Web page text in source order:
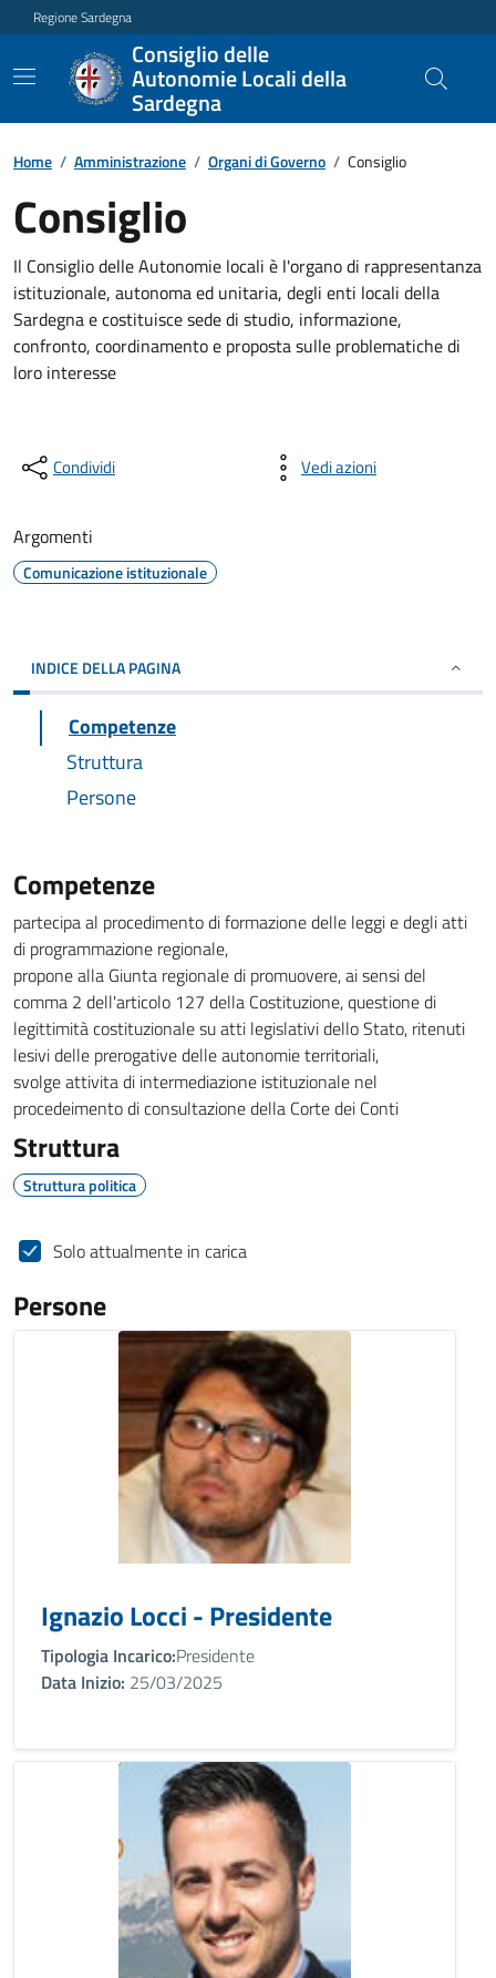
Regione Sardegna
Consiglio delle
Autonomie Locali della
Sardegna
Home / Amministrazione / Organi di Governo / Consiglio
Consiglio
Il Consiglio delle Autonomie locali è l'organo di rappresentanza
istituzionale, autonoma ed unitaria, degli enti locali della
Sardegna e costituisce sede di studio, informazione,
confronto, coordinamento e proposta sulle problematiche di
loro interesse
Condividi Vedi azioni
Argomenti
Comunicazione istituzionale
INDICE DELLA PAGINA
Competenze
Struttura
Persone
Competenze
partecipa al procedimento di formazione delle leggi e degli atti
di programmazione regionale,
propone alla Giunta regionale di promuovere, ai sensi del
comma 2 dell'articolo 127 della Costituzione, questione di
legittimità costituzionale su atti legislativi dello Stato, ritenuti
lesivi delle prerogative delle autonomie territoriali,
svolge attivita di intermediazione istituzionale nel
procedeimento di consultazione della Corte dei Conti
Struttura
Struttura politica
Solo attualmente in carica
Persone
Ignazio Locci - Presidente
Tipologia Incarico:Presidente
Data Inizio: 25/03/2025